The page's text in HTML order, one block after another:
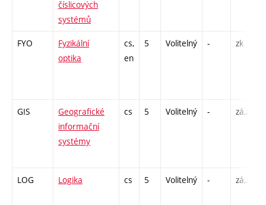
číslicových
systémů
FYO
Fyzikální
optika
cs,
en
5 Volitelný - zk
GIS
Geografické
informační
systémy
cs 5 Volitelný - zá,zk
LOG Logika cs 5 Volitelný - zá,zk